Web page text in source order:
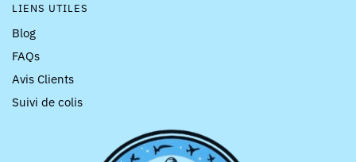
LIENS UTILES
Blog
FAQs
Avis Clients
Suivi de colis